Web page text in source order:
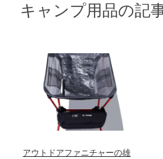
キャンプ用品の記
アウトドアファニチャーの雄